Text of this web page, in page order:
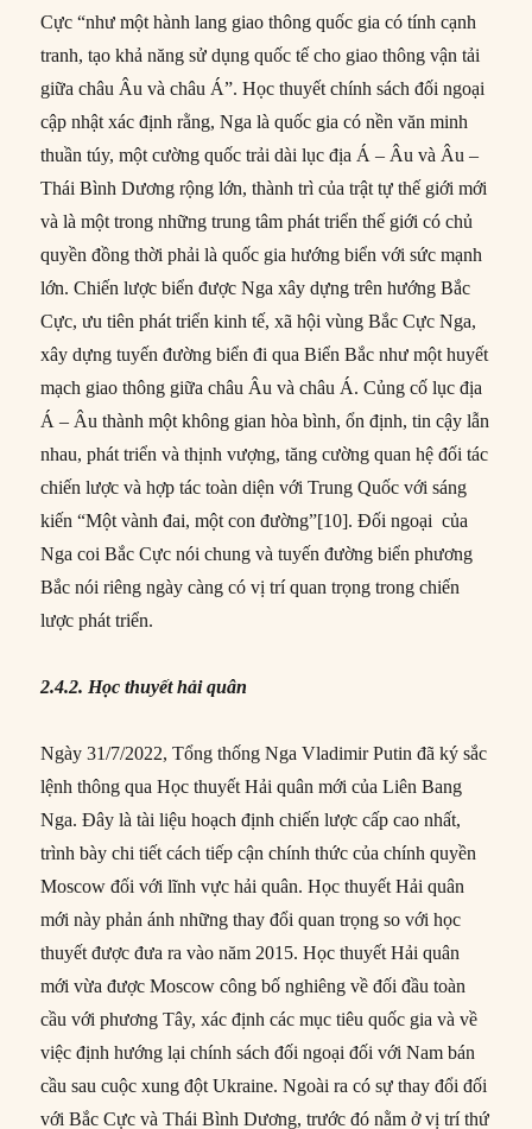
Cực “như một hành lang giao thông quốc gia có tính cạnh
tranh, tạo khả năng sử dụng quốc tế cho giao thông vận tải
giữa châu Âu và châu Á”. Học thuyết chính sách đối ngoại
cập nhật xác định rằng, Nga là quốc gia có nền văn minh
thuần túy, một cường quốc trải dài lục địa Á – Âu và Âu –
Thái Bình Dương rộng lớn, thành trì của trật tự thế giới mới
và là một trong những trung tâm phát triển thế giới có chủ
quyền đồng thời phải là quốc gia hướng biển với sức mạnh
lớn. Chiến lược biển được Nga xây dựng trên hướng Bắc
Cực, ưu tiên phát triển kinh tế, xã hội vùng Bắc Cực Nga,
xây dựng tuyến đường biển đi qua Biển Bắc như một huyết
mạch giao thông giữa châu Âu và châu Á. Củng cố lục địa
Á – Âu thành một không gian hòa bình, ổn định, tin cậy lẫn
nhau, phát triển và thịnh vượng, tăng cường quan hệ đối tác
chiến lược và hợp tác toàn diện với Trung Quốc với sáng
kiến ​​​“Một vành đai, một con đường”[10]. Đối ngoại của
Nga coi Bắc Cực nói chung và tuyến đường biển phương
Bắc nói riêng ngày càng có vị trí quan trọng trong chiến
lược phát triển.
2.4.2. Học thuyết hải quân
Ngày 31/7/2022, Tổng thống Nga Vladimir Putin đã ký sắc
lệnh thông qua Học thuyết Hải quân mới của Liên Bang
Nga. Đây là tài liệu hoạch định chiến lược cấp cao nhất,
trình bày chi tiết cách tiếp cận chính thức của chính quyền
Moscow đối với lĩnh vực hải quân. Học thuyết Hải quân
mới này phản ánh những thay đổi quan trọng so với học
thuyết được đưa ra vào năm 2015. Học thuyết Hải quân
mới vừa được Moscow công bố nghiêng về đối đầu toàn
cầu với phương Tây, xác định các mục tiêu quốc gia và về
việc định hướng lại chính sách đối ngoại đối với Nam bán
cầu sau cuộc xung đột Ukraine. Ngoài ra có sự thay đổi đối
với Bắc Cực và Thái Bình Dương, trước đó nằm ở vị trí thứ